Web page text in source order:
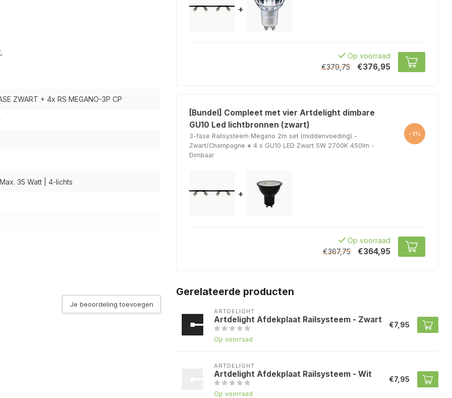
ZWART + 4x RS MEGANO-3P CP
35 Watt | 4-lichts
de Lichtbron keuze Je beoordeling toevoegen
+
Op voorraad
€379,75
€376,95
[Bundel] Compleet met vier Artdelight dimbare
GU10 Led lichtbronnen (zwart)
3-fase Railsysteem Megano 2m set (middenvoeding) -
Zwart/Champagne + 4 x GU10 LED Zwart 5W 2700K 450lm -
Dimbaar
-1%
+
Op voorraad
€367,75
€364,95
Gerelateerde producten
ARTDELIGHT
Artdelight Afdekplaat Railsysteem - Zwart
Op voorraad
€7,95
ARTDELIGHT
Artdelight Afdekplaat Railsysteem - Wit
Op voorraad
€7,95